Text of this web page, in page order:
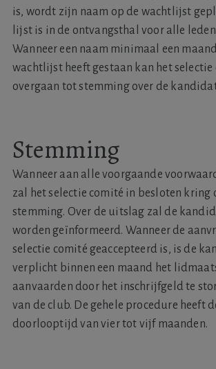
is, wordt zijn naam op de wachtlijst
lijst is in de ontvangsthal voor alle
Wanneer een naam minimaal een
wachtlijst heeft gestaan kan het selectie
overgaan tot stemming over de
Stemming
Wanneer aan alle voorgaande
zal het selectie comité in besloten kring
stemming. Over de uitslag zal de
worden geïnformeerd. Wanneer de
selectie comité geaccepteerd is, is de
verplicht binnen een maand het
aanvaarden door het inschrijfgeld te
van de club. De gehele procedure heeft
doorlooptijd van vier tot vijf maanden.